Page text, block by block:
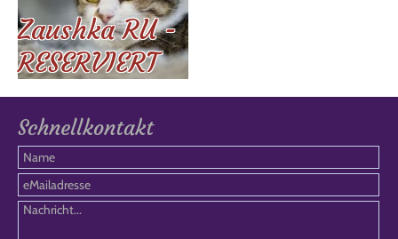
Zaushka RU -
RESERVIERT
Schnellkontakt